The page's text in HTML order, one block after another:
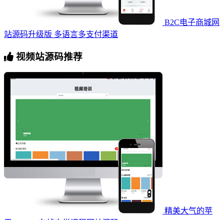
B2C电子商城网
站源码升级版 多语言多支付渠道
视频站源码推荐
精美大气的苹